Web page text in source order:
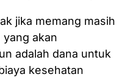
jika memang masih
yang akan
adalah dana untuk
kesehatan